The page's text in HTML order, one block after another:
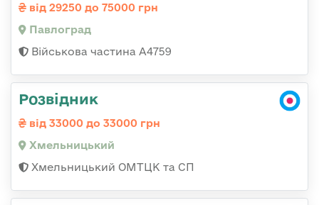
від 29250 до 75000 грн
Павлоград
Військова частина А4759
Розвідник
від 33000 до 33000 грн
Хмельницький
Хмельницький ОМТЦК та СП